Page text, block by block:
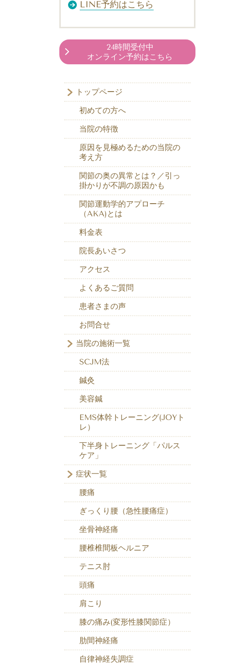
LINE予約はこちら
24時間受付中
オンライン予約はこちら
トップページ
初めての方へ
当院の特徴
原因を見極めるための当院の
考え方
関節の奥の異常とは？／引っ
掛かりが不調の原因かも
関節運動学的アプローチ
（AKA)とは
料金表
院長あいさつ
アクセス
よくあるご質問
患者さまの声
お問合せ
当院の施術一覧
SCJM法
鍼灸
美容鍼
EMS体幹トレーニング(JOYト
レ）
下半身トレーニング「パルス
ケア」
症状一覧
腰痛
ぎっくり腰（急性腰痛症）
坐骨神経痛
腰椎椎間板ヘルニア
テニス肘
頭痛
肩こり
膝の痛み(変形性膝関節症）
肋間神経痛
自律神経失調症